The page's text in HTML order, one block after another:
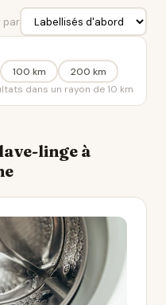
par
100 km
200 km
dans un rayon de 10 km
linge à